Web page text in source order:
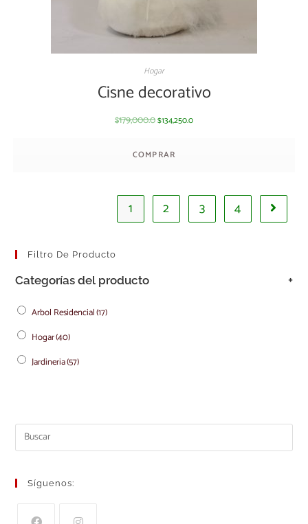
Hogar
Cisne decorativo
$179,000.0 $134,250.0
COMPRAR
1 2 3 4
Filtro De Producto
Categorías del producto +
Arbol Residencial(17)
Hogar(40)
Jardineria(57)
Síguenos: